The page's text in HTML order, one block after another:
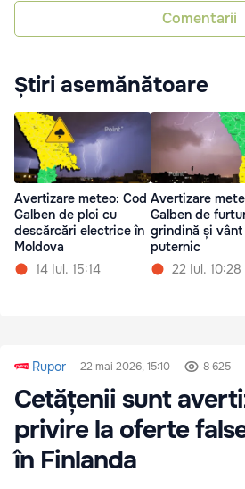
Comentarii
Știri asemănătoare
Avertizare meteo: Cod
Galben de ploi cu
descărcări electrice în
Moldova
14 Iul. 15:14
Avertizare
Galben de
grindină și vânt
puternic
22 Iul. 10:28
Rupor 22 mai 2026, 15:10 8 625
Cetățenii sunt
privire la oferte
în Finlanda